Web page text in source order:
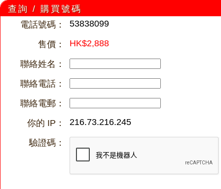
查詢 / 購買號碼
電話號碼：
53838099
售價： HK$2,888
聯絡姓名：
聯絡電話：
聯絡電郵：
你的 IP：
216.73.216.245
驗證碼：